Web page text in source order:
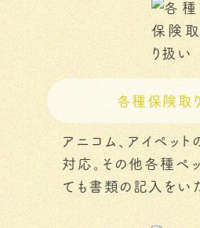
各種保険取
アニコム、アイペッ
対応。その他各種ペ
ても書類の記入をい